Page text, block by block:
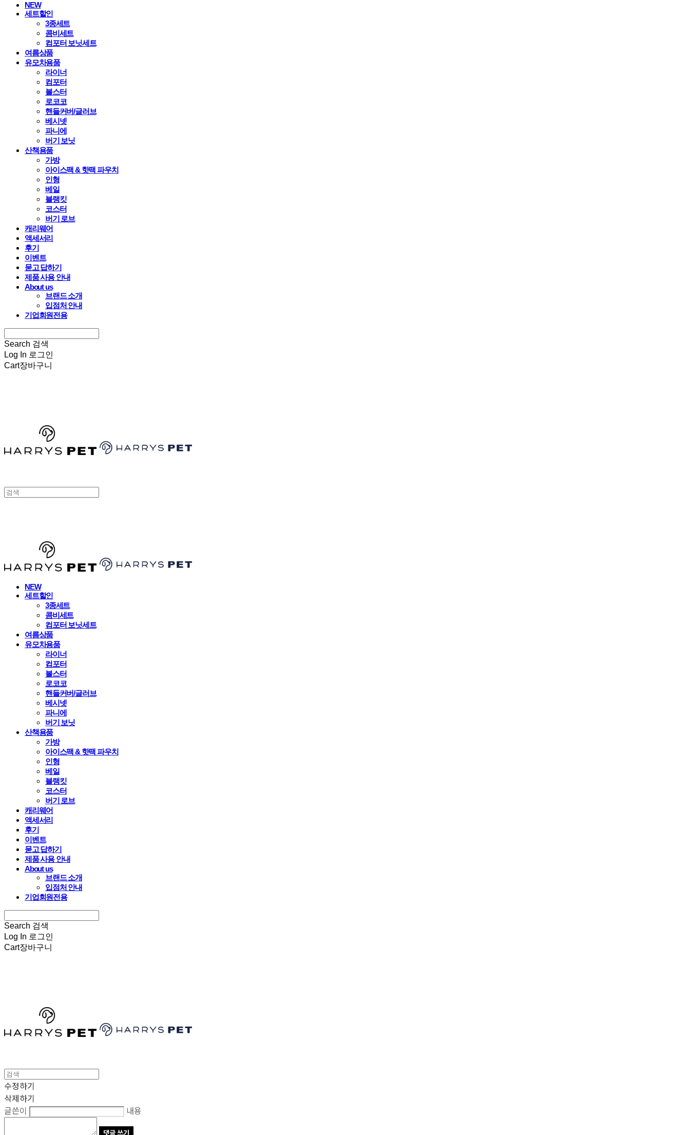
NEW
세트할인
3종세트
콤비세트
컴포터 보닛세트
여름상품
유모차용품
라이너
컴포터
볼스터
로코코
핸들커버/글러브
베시넷
파니에
버기 보닛
산책용품
가방
아이스팩 & 핫팩 파우치
인형
베일
블랭킷
코스터
버기 로브
캐리웨어
액세서리
후기
이벤트
묻고 답하기
제품 사용 안내
About us
브랜드 소개
입점처 안내
기업회원전용
Search 검색
Log In 로그인
Cart장바구니
NEW
세트할인
3종세트
콤비세트
컴포터 보닛세트
여름상품
유모차용품
라이너
컴포터
볼스터
로코코
핸들커버/글러브
베시넷
파니에
버기 보닛
산책용품
가방
아이스팩 & 핫팩 파우치
인형
베일
블랭킷
코스터
버기 로브
캐리웨어
액세서리
후기
이벤트
묻고 답하기
제품 사용 안내
About us
브랜드 소개
입점처 안내
기업회원전용
Search 검색
Log In 로그인
Cart장바구니
수정하기
삭제하기
글쓴이
내용
댓글 쓰기